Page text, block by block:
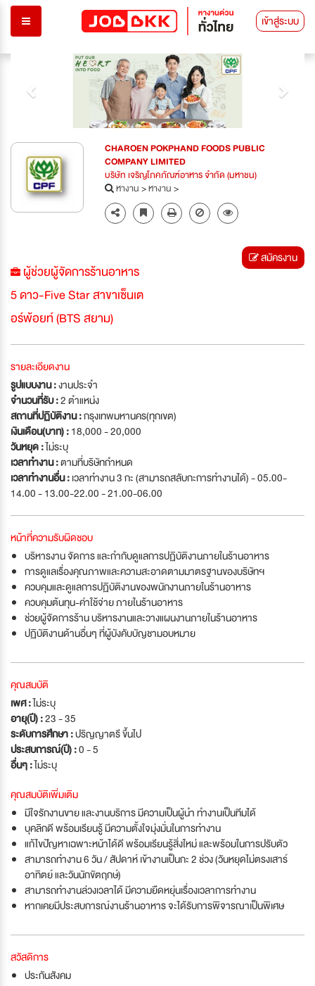
เข้าสู่ระบบ
CHAROEN POKPHAND FOODS PUBLIC
COMPANY LIMITED
บริษัท เจริญโภคภัณฑ์อาหาร จำกัด (มหาชน)
หางาน>หางาน>
ผู้ช่วยผู้จัดการร้านอาหาร
5 ดาว-Five Star สาขาเซ็นเต
อร์พ้อยท์ (BTS สยาม)
สมัครงาน
รายละเอียดงาน
รูปแบบงาน :งานประจำ
จำนวนที่รับ :2 ตำแหน่ง
สถานที่ปฏิบัติงาน :กรุงเทพมหานคร(ทุกเขต)
เงินเดือน(บาท) :18,000 - 20,000
วันหยุด :ไม่ระบุ
เวลาทำงาน :ตามที่บริษัทกำหนด
เวลาทำงานอื่น :เวลาทำงาน 3 กะ (สามารถสลับกะการทำงานได้) - 05.00-
14.00 - 13.00-22.00 - 21.00-06.00
หน้าที่ความรับผิดชอบ
บริหารงาน จัดการ และกำกับดูแลการปฏิบัติงานภายในร้านอาหาร
การดูแลเรื่องคุณภาพและความสะอาดตามมาตรฐานของบริษัทฯ
ควบคุมและดูแลการปฏิบัติงานของพนักงานภายในร้านอาหาร
ควบคุมต้นทุน-ค่าใช้จ่าย ภายในร้านอาหาร
ช่วยผู้จัดการร้าน บริหารงานและวางแผนงานภายในร้านอาหาร
ปฏิบัติงานด้านอื่นๆ ที่ผู้บังคับบัญชามอบหมาย
คุณสมบัติ
เพศ :ไม่ระบุ
อายุ(ปี) :23 - 35
ระดับการศึกษา :ปริญญาตรี ขึ้นไป
ประสบการณ์(ปี) :0 - 5
อื่นๆ :ไม่ระบุ
คุณสมบัติเพิ่มเติม
มีใจรักงานขาย และงานบริการ มีความเป็นผู้นำ ทำงานเป็นทีมได้
บุคลิกดี พร้อมเรียนรู้ มีความตั้งใจมุ่งมั่นในการทำงาน
แก้ไขปัญหาเฉพาะหน้าได้ดี พร้อมเรียนรู้สิ่งใหม่ และพร้อมในการปรับตัว
สามารถทำงาน 6 วัน / สัปดาห์ เข้างานเป็นกะ 2 ช่วง (วันหยุดไม่ตรงเสาร์
อาทิตย์ และวันนักขัตฤกษ์)
สามารถทำงานล่วงเวลาได้ มีความยืดหยุ่นเรื่องเวลาการทำงาน
หากเคยมีประสบการณ์งานร้านอาหาร จะได้รับการพิจารณาเป็นพิเศษ
สวัสดิการ
ประกันสังคม